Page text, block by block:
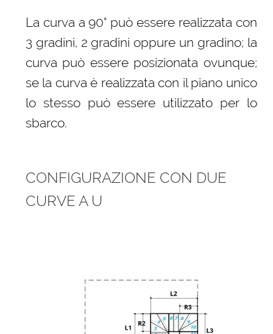
La curva a 90° può essere realizzata con
3 gradini, 2 gradini oppure un gradino; la
curva può essere posizionata ovunque;
se la curva è realizzata con il piano unico
lo stesso può essere utilizzato per lo
sbarco.
CONFIGURAZIONE CON DUE
CURVE A U